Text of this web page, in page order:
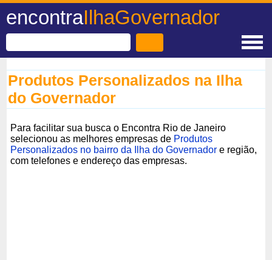
encontraIlhaGovernador
Produtos Personalizados na Ilha
do Governador
Para facilitar sua busca o Encontra Rio de Janeiro
selecionou as melhores empresas de Produtos
Personalizados no bairro da Ilha do Governador e região,
com telefones e endereço das empresas.